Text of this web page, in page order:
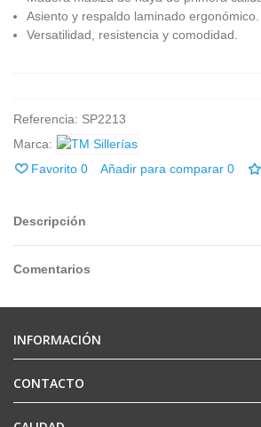
Asiento y respaldo laminado ergonómico.
Versatilidad, resistencia y comodidad.
Referencia: SP2213
Marca:
Favorito 0 Añadir para comparar 0
Descripción
Comentarios
INFORMACIÓN
CONTACTO